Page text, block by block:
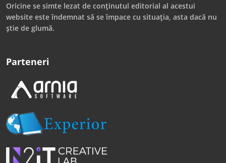
Oricine se simte lezat de conținutul editorial al acestui
website este îndemnat să se împace cu situația, asta dacă nu
știe de glumă.
Parteneri